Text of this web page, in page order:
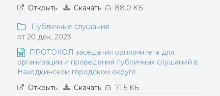
Открыть
Скачать 88.0 КБ
Публичные слушания
от 20 дек, 2023
ПРОТОКОЛ заседания оргкомитета для
организации и проведения публичных слушаний в
Находкинском городском округе
Открыть
Скачать 71.5 КБ